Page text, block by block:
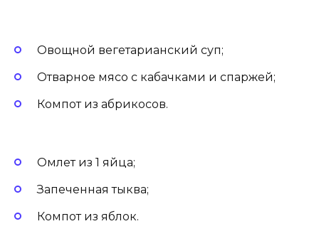
Овощной вегетарианский суп;
Отварное мясо с кабачками и спаржей;
Компот из абрикосов.
Омлет из 1 яйца;
Запеченная тыква;
Компот из яблок.